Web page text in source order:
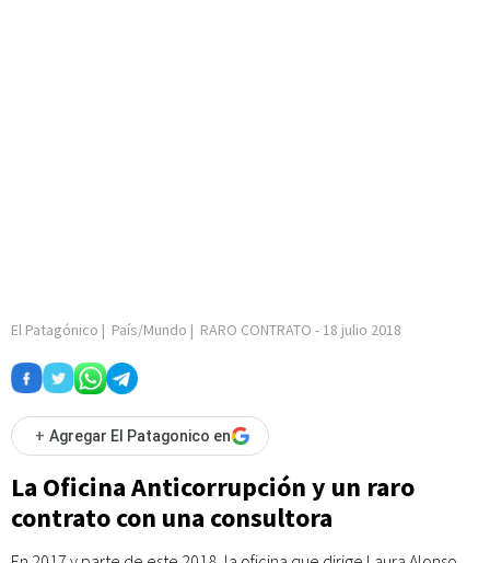
El Patagónico | País/Mundo | RARO CONTRATO - 18 julio 2018
+ Agregar El Patagonico en
La Oficina Anticorrupción y un raro
contrato con una consultora